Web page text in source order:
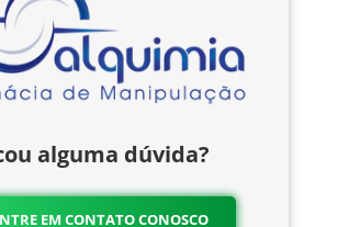
alguma dúvida?
EM CONTATO CONOSCO